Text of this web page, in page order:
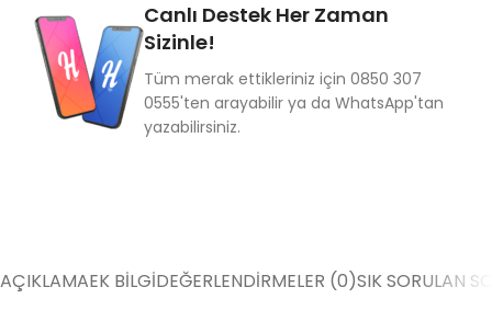
Canlı Destek Her Zaman
Sizinle!
Tüm merak ettikleriniz için 0850 307
0555'ten arayabilir ya da WhatsApp'tan
yazabilirsiniz.
AÇIKLAMAEK BILGIDEĞERLENDIRMELER (0)SIK SORULAN